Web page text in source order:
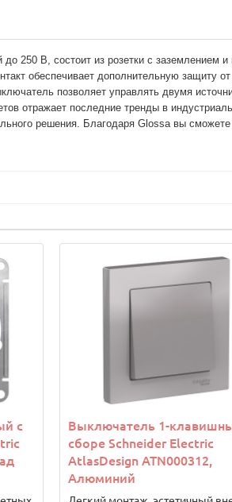
250 В, состоит из розетки с заземлением
обеспечивает дополнительную защиту
позволяет управлять двумя
отражает последние тренды в
решения. Благодаря Glossa вы
с
Выключатель 1-
сборе Schneider Electric
AtlasDesign ATN000312,
Алюминий